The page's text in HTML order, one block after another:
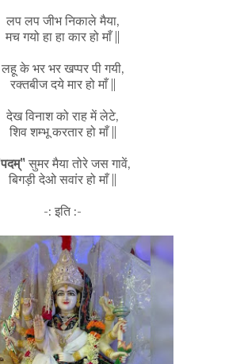
लप लप जीभ निकाले मैया,
मच गयो हा हा कार हो माँ ||
लहू के भर भर खप्पर पी गयी,
रक्तबीज दये मार हो माँ ||
देख विनाश को राह में लेटे,
शिव शम्भू करतार हो माँ ||
सुमर मैया तोरे जस गावें,
बिगड़ी देओ सवांर हो माँ ||
-: इति :-